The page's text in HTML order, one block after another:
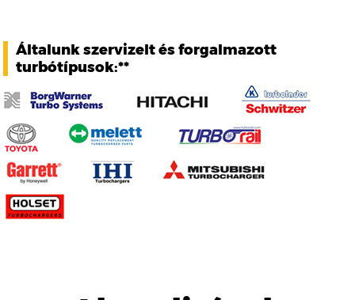
Általunk szervizelt és forgalmazott
turbótípusok:**